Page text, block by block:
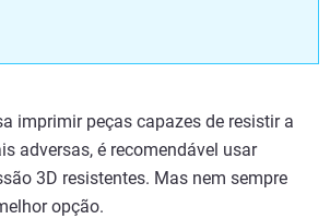
imprimir peças capazes de resistir a
adversas, é recomendável usar
3D resistentes. Mas nem sempre
opção.